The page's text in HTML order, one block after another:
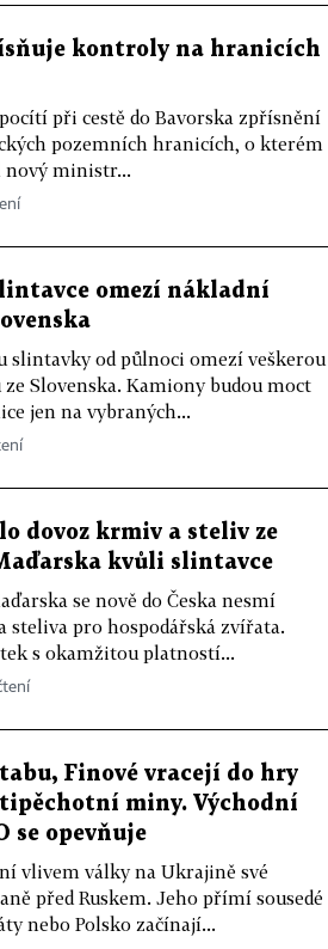
kontroly na hranicích
při cestě do Bavorska zpřísnění
pozemních hranicích, o kterém
nový ministr...
omezí nákladní
slintavky od půlnoci omezí veškerou
Slovenska. Kamiony budou moct
jen na vybraných...
dovoz krmiv a steliv ze
kvůli slintavce
se nově do Česka nesmí
steliva pro hospodářská zvířata.
s okamžitou platností...
Finové vracejí do hry
miny. Východní
se opevňuje
vlivem války na Ukrajině své
před Ruskem. Jeho přímí sousedé
nebo Polsko začínají...